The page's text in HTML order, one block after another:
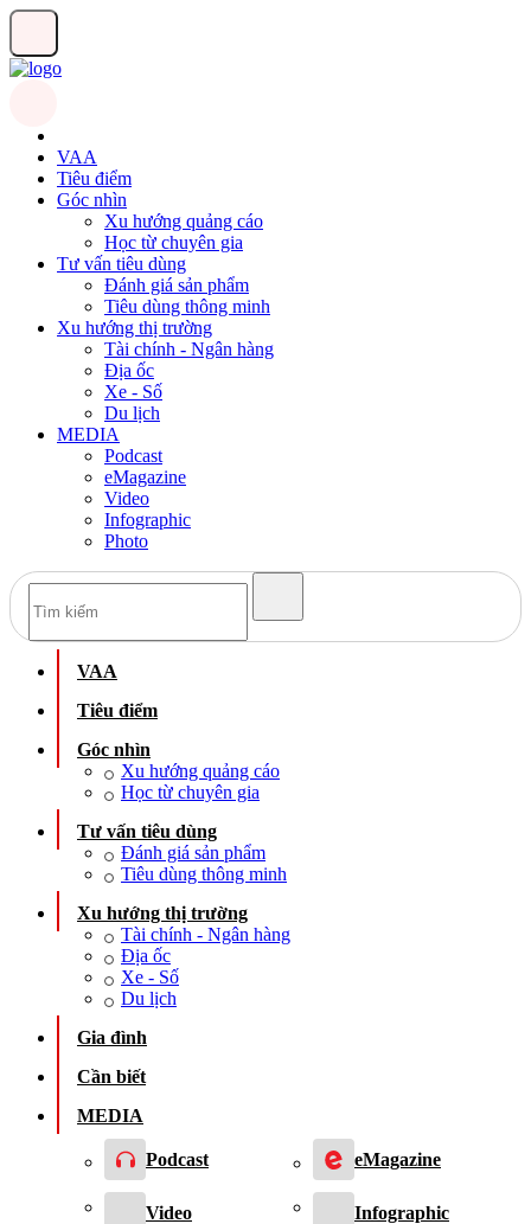
VAA
Tiêu điểm
Góc nhìn
Xu hướng quảng cáo
Học từ chuyên gia
Tư vấn tiêu dùng
Đánh giá sản phẩm
Tiêu dùng thông minh
Xu hướng thị trường
Tài chính - Ngân hàng
Địa ốc
Xe - Số
Du lịch
MEDIA
Podcast
eMagazine
Video
Infographic
Photo
VAA
Tiêu điểm
Góc nhìn
Xu hướng quảng cáo
Học từ chuyên gia
Tư vấn tiêu dùng
Đánh giá sản phẩm
Tiêu dùng thông minh
Xu hướng thị trường
Tài chính - Ngân hàng
Địa ốc
Xe - Số
Du lịch
Gia đình
Cần biết
MEDIA
Podcast eMagazine
Video Infographic